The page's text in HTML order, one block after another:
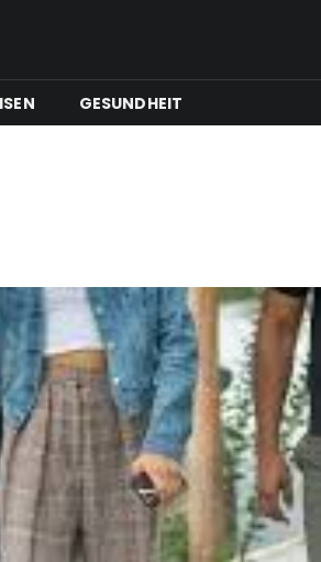
GESUNDHEIT